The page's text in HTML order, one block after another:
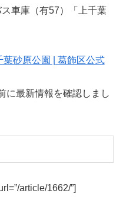
車庫（有57）「上千葉
砂原公園 | 葛飾区公式
に最新情報を確認しまし
article/1662/”]